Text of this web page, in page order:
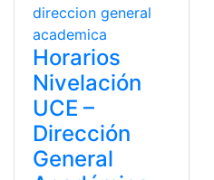
Horarios
Nivelación
UCE –
Dirección
General